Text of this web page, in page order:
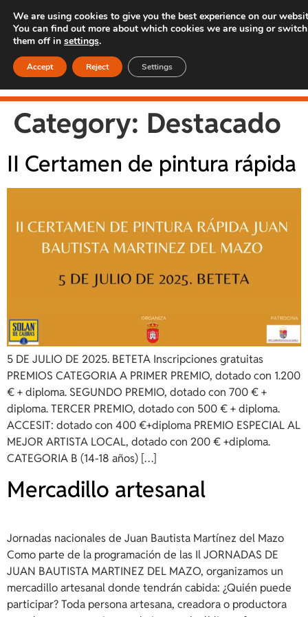
Category: Destacado
II Certamen de pintura rápida
5 DE JULIO DE 2025. BETETA Inscripciones gratuitas
PREMIOS CATEGORIA A PRIMER PREMIO, dotado con 1.200
€ + diploma. SEGUNDO PREMIO, dotado con 700 € +
diploma. TERCER PREMIO, dotado con 500 € + diploma.
ACCESIT: dotado con 400 €+diploma PREMIO ESPECIAL AL
MEJOR ARTISTA LOCAL, dotado con 200 € +diploma.
CATEGORIA B (14-18 años) […]
Mercadillo artesanal
Jornadas nacionales de Juan Bautista Martínez del Mazo
Como parte de la programación de las Il JORNADAS DE
JUAN BAUTISTA MARTINEZ DEL MAZO, organizamos un
mercadillo artesanal donde tendrán cabida: ¿Quién puede
participar? Toda persona artesana, creadora o productora
We are using cookies to give you the best experience on our
You can find out more about which cookies we are using or switch
them off in settings.
Accept Reject Settings